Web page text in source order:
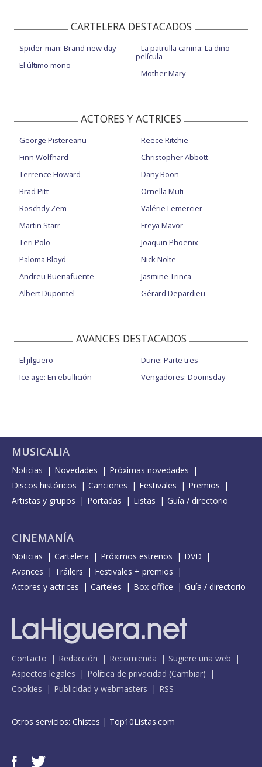
CARTELERA DESTACADOS
Spider-man: Brand new day
El último mono
La patrulla canina: La dino
película
Mother Mary
ACTORES Y ACTRICES
George Pistereanu
Finn Wolfhard
Terrence Howard
Brad Pitt
Roschdy Zem
Martin Starr
Teri Polo
Paloma Bloyd
Andreu Buenafuente
Albert Dupontel
Reece Ritchie
Christopher Abbott
Dany Boon
Ornella Muti
Valérie Lemercier
Freya Mavor
Joaquin Phoenix
Nick Nolte
Jasmine Trinca
Gérard Depardieu
AVANCES DESTACADOS
El jilguero
Ice age: En ebullición
Dune: Parte tres
Vengadores: Doomsday
MUSICALIA
Noticias Novedades
Próximas novedades
Discos históricos
Canciones Festivales
Premios
Artistas y grupos
Portadas Listas Guía / directorio
CINEMANÍA
Noticias Cartelera Próximos estrenos
DVD
Avances
Tráilers
Festivales + premios
Actores y actrices
Carteles Box-office Guía / directorio
Contacto Redacción Recomienda
Sugiere una web
Aspectos legales
Política de privacidad (Cambiar)
Cookies
Publicidad y webmasters RSS
Otros servicios: Chistes | Top10Listas.com